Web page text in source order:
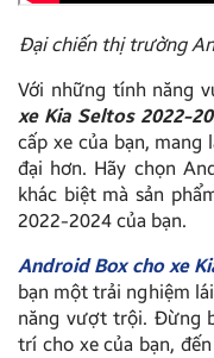
Đại chiến thị trường
Với những tính năng
xe Kia Seltos 2022-
cấp xe của bạn,
đại hơn. Hãy chọn
khác biệt mà sản
2022-2024 của bạn.
Android Box cho xe
bạn một trải nghiệm
năng vượt trội. Đừng
trí cho xe của bạn,